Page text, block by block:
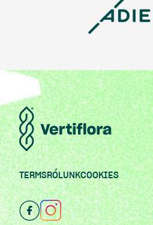
TERMSRÓLUNKCOOKIES